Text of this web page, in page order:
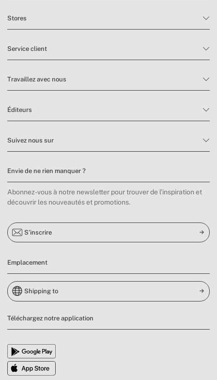
Stores
Service client
Travaillez avec nous
Éditeurs
Suivez nous sur
Envie de ne rien manquer ?
Abonnez-vous à notre newsletter pour trouver de l’inspiration et
découvrir les nouveautés et promotions.
S’inscrire
Emplacement
Shipping to
Téléchargez notre application